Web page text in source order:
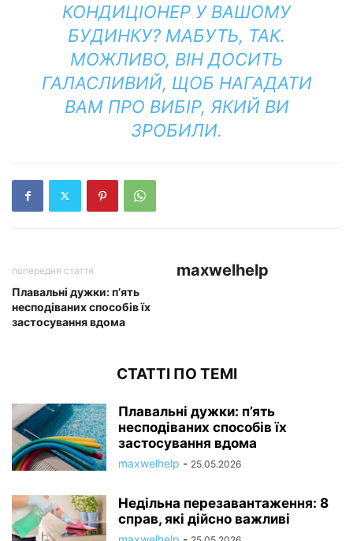
КОНДИЦІОНЕР У ВАШОМУ
БУДИНКУ? МАБУТЬ, ТАК.
МОЖЛИВО, ВІН ДОСИТЬ
ГАЛАСЛИВИЙ, ЩОБ НАГАДАТИ
ВАМ ПРО ВИБІР, ЯКИЙ ВИ
ЗРОБИЛИ.
попередня стаття
Плавальні дужки: п’ять
несподіваних способів їх
застосування вдома
maxwelhelp
СТАТТІ ПО ТЕМІ
Плавальні дужки: п’ять
несподіваних способів їх
застосування вдома
maxwelhelp - 25.05.2026
Недільна перезавантаження: 8
справ, які дійсно важливі